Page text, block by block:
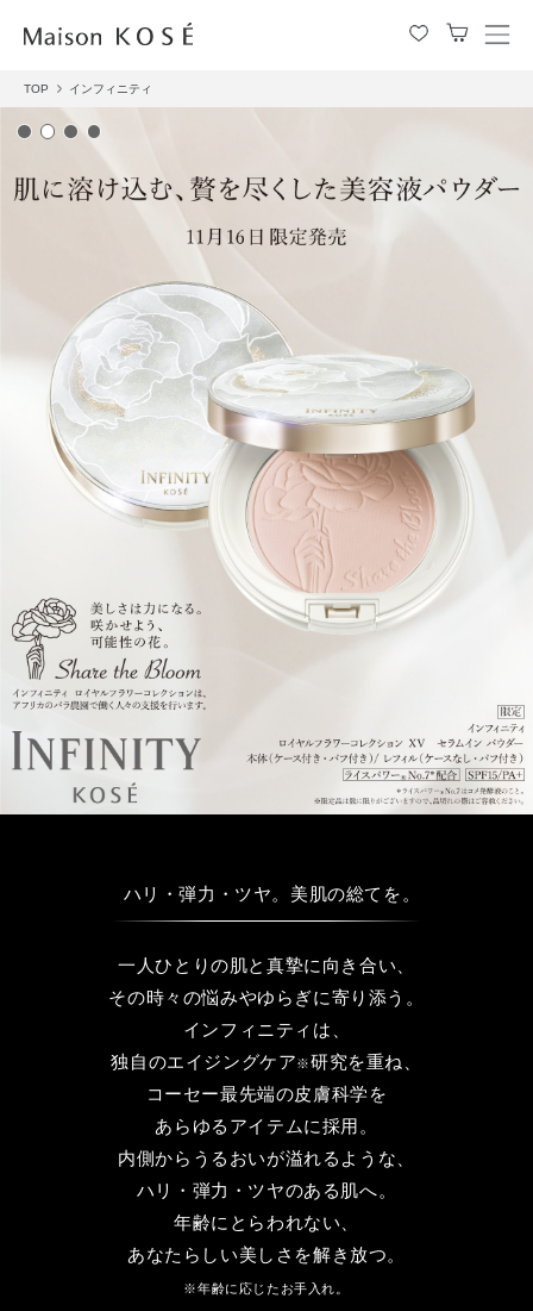
メ
を
TOP インフィニティ
ハリ・弾力・ツヤ。美肌の総てを。
一人ひとりの肌と真摯に向き合い、
その時々の悩みやゆらぎに寄り添う。
インフィニティは、
独自のエイジングケア※研究を重ね、
コーセー最先端の皮膚科学を
あらゆるアイテムに採用。
内側からうるおいが溢れるような、
ハリ・弾力・ツヤのある肌へ。
年齢にとらわれない、
あなたらしい美しさを解き放つ。
※年齢に応じたお手入れ。